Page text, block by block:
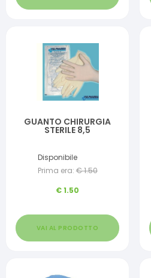
GUANTO CHIRURGIA
STERILE 8,5
Disponibile
Prima era: €1.50
€1.50
VAI AL PRODOTTO